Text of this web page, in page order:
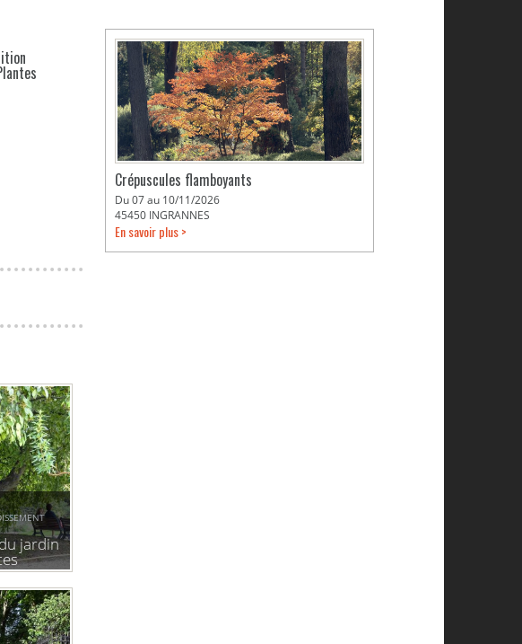
jardin
Crépuscules flamboyants
Du 07 au 10/11/2026
45450 INGRANNES
En savoir plus >